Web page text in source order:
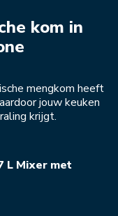
kom in
mengkom heeft
jouw keuken
krijgt.
L Mixer met